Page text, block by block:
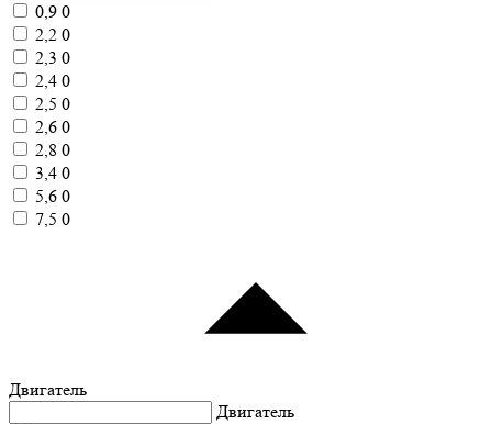
0,9 0
2,2 0
2,3 0
2,4 0
2,5 0
2,6 0
2,8 0
3,4 0
5,6 0
7,5 0
Двигатель
Двигатель